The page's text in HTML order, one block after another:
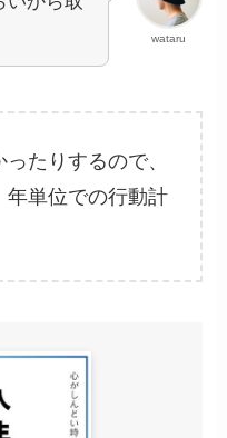
wataru
たりするので、
年単位での行動計